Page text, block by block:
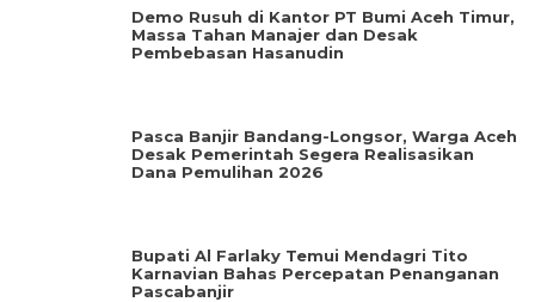
Demo Rusuh di Kantor PT Bumi Aceh Timur,
Massa Tahan Manajer dan Desak
Pembebasan Hasanudin
Pasca Banjir Bandang-Longsor, Warga Aceh
Desak Pemerintah Segera Realisasikan
Dana Pemulihan 2026
Bupati Al Farlaky Temui Mendagri Tito
Karnavian Bahas Percepatan Penanganan
Pascabanjir